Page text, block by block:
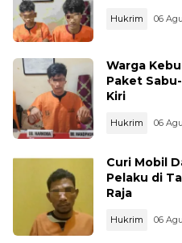
Hukrim 06
Warga
Paket
Kiri
Hukrim 06
Curi Mobil
Pelaku di
Raja
Hukrim 06